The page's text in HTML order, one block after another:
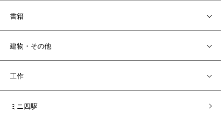
書籍
建物・その他
工作
ミニ四駆